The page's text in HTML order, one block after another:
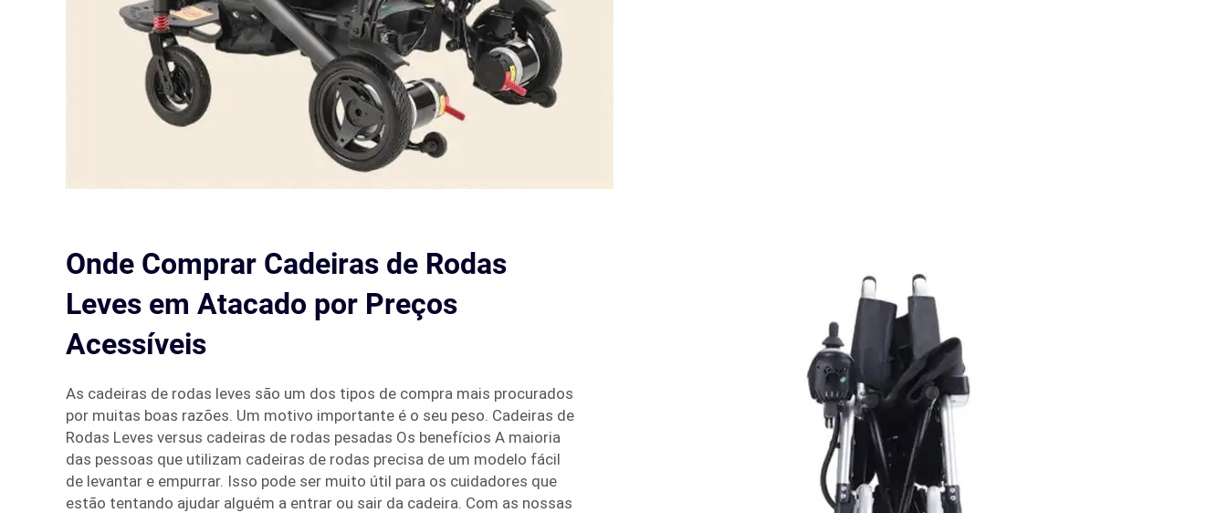
Onde Comprar Cadeiras de Rodas
Leves em Atacado por Preços
Acessíveis
As cadeiras de rodas leves são um dos tipos de compra mais procurados
por muitas boas razões. Um motivo importante é o seu peso. Cadeiras de
Rodas Leves versus cadeiras de rodas pesadas Os benefícios A maioria
das pessoas que utilizam cadeiras de rodas precisa de um modelo fácil
de levantar e empurrar. Isso pode ser muito útil para os cuidadores que
estão tentando ajudar alguém a entrar ou sair da cadeira. Com as nossas